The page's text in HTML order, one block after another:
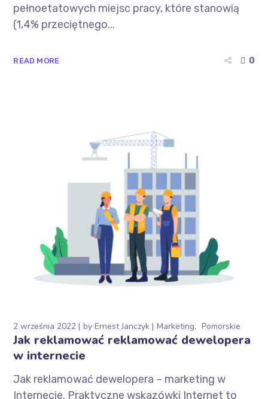
pełnoetatowych miejsc pracy, które stanowią
(1,4% przeciętnego...
READ MORE 0
2 września 2022 byErnest Janczyk Marketing Pomorskie
Jak reklamować reklamować dewelopera
w internecie
Jak reklamować dewelopera – marketing w
Internecie. Praktyczne wskazówki Internet to